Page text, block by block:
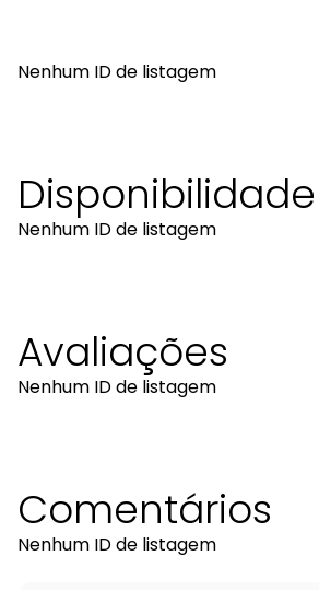
Nenhum ID de listagem
Disponibilidade
Nenhum ID de listagem
Avaliações
Nenhum ID de listagem
Comentários
Nenhum ID de listagem